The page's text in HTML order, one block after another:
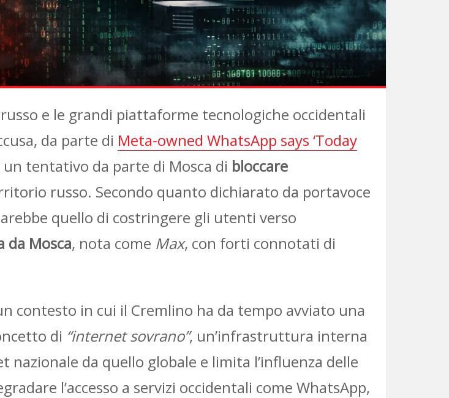
e le grandi piattaforme tecnologiche occidentali
da parte di Meta‑owned WhatsApp says ‘Today
un tentativo da parte di Mosca di bloccare
russo. Secondo quanto dichiarato da portavoce
quello di costringere gli utenti verso
da Mosca, nota come Max, con forti connotati di
contesto in cui il Cremlino ha da tempo avviato una
di “internet sovrano”, un’infrastruttura interna
da quello globale e limita l’influenza delle
l’accesso a servizi occidentali come WhatsApp,